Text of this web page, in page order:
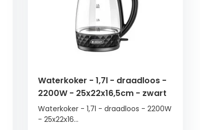
Waterkoker - 1,7l - draadloos -
2200W - 25x22x16,5cm - zwart
Waterkoker - 1,7l - draadloos - 2200W
- 25x22x16...